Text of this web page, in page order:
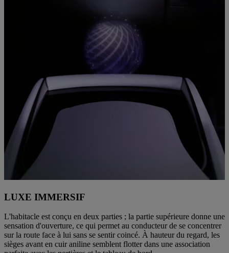
LUXE IMMERSIF
L'habitacle est conçu en deux parties ; la partie supérieure donne une
sensation d'ouverture, ce qui permet au conducteur de se concentrer
sur la route face à lui sans se sentir coincé. À hauteur du regard, les
sièges avant en cuir aniline semblent flotter dans une association